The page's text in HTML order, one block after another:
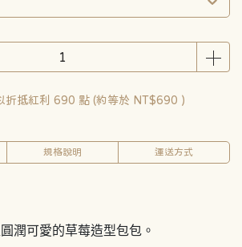
折抵紅利 690 點 (約等於 NT$690 )
規格說明 運送方式
潤可愛的草莓造型包包。